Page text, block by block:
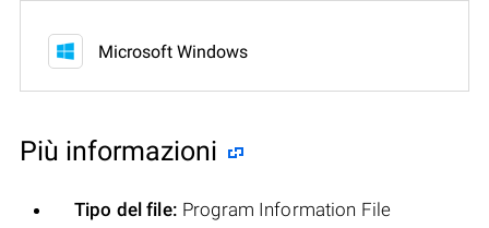
Microsoft Windows
Più informazioni
Tipo del file: Program Information File